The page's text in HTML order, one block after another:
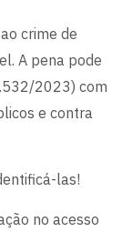
crime de
A pena pode
2023) com
e contra
las!
no acesso